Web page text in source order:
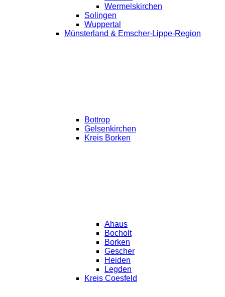
Wermelskirchen
Solingen
Wuppertal
Münsterland & Emscher-Lippe-Region
Bottrop
Gelsenkirchen
Kreis Borken
Ahaus
Bocholt
Borken
Gescher
Heiden
Legden
Kreis Coesfeld